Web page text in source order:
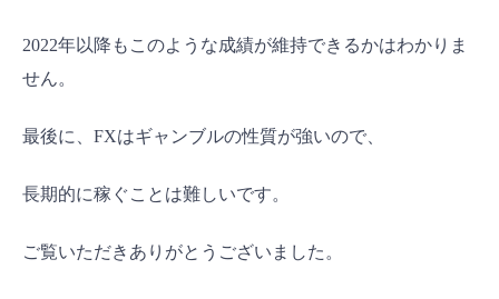
2022年以降もこのような成績が維持できるかはわかりま
せん。
最後に、FXはギャンブルの性質が強いので、
長期的に稼ぐことは難しいです。
ご覧いただきありがとうございました。